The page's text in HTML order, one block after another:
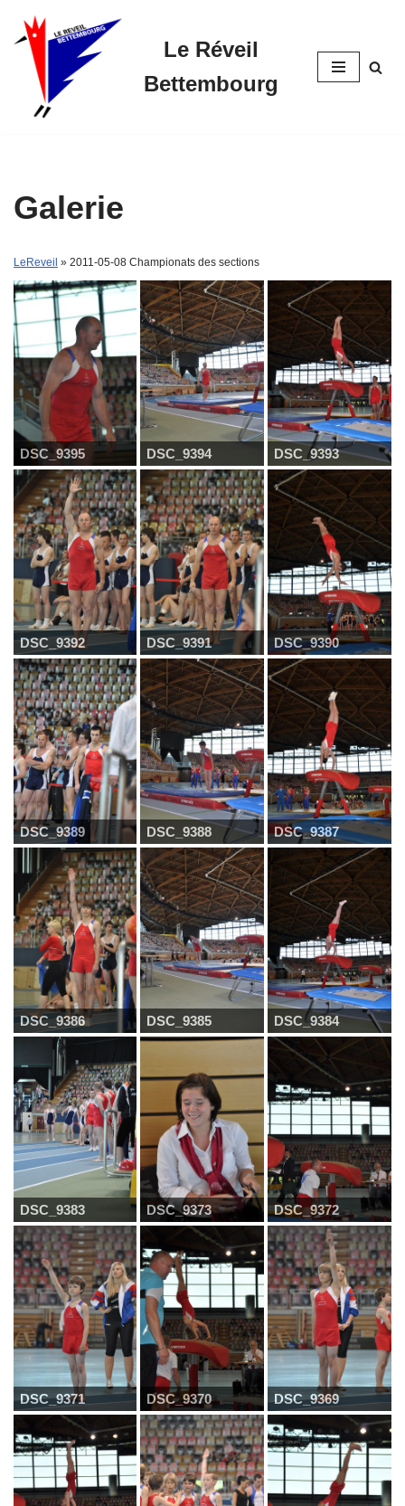
Skip
content
Le Réveil
Bettembourg
Galerie
LeReveil » 2011-05-08 Championats des sections
DSC_9395 DSC_9394 DSC_9393
DSC_9392 DSC_9391 DSC_9390
DSC_9389 DSC_9388 DSC_9387
DSC_9386 DSC_9385 DSC_9384
DSC_9383 DSC_9373 DSC_9372
DSC_9371 DSC_9370 DSC_9369